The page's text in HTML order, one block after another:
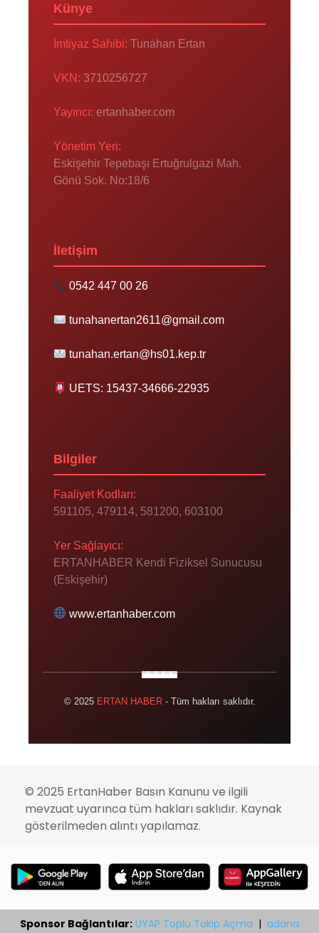
Künye
İmtiyaz Sahibi: Tunahan Ertan
VKN: 3710256727
Yayıncı: ertanhaber.com
Yönetim Yeri:
Eskişehir Tepebaşı Ertuğrulgazi Mah.
Gönü Sok. No:18/6
İletişim
0542 447 00 26
tunahanertan2611@gmail.com
tunahan.ertan@hs01.kep.tr
UETS: 15437-34666-22935
Bilgiler
Faaliyet Kodları:
591105, 479114, 581200, 603100
Yer Sağlayıcı:
ERTANHABER Kendi Fiziksel Sunucusu
(Eskişehir)
www.ertanhaber.com
© 2025 ERTAN HABER- Tüm hakları saklıdır.
© 2025 ErtanHaber Basın Kanunu ve ilgili
mevzuat uyarınca tüm hakları saklıdır. Kaynak
gösterilmeden alıntı yapılamaz.
Sponsor Bağlantılar: UYAP Toplu Takip Açma | adana